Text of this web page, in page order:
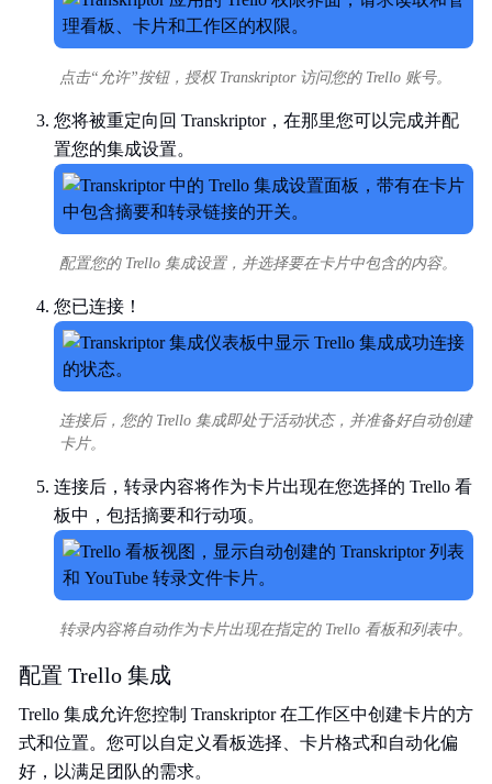
点击“允许”按钮，授权 Transkriptor 访问您的 Trello 账号。
您将被重定向回 Transkriptor，在那里您可以完成并配
置您的集成设置。
配置您的 Trello 集成设置，并选择要在卡片中包含的内容。
您已连接！
连接后，您的 Trello 集成即处于活动状态，并准备好自动创建
卡片。
连接后，转录内容将作为卡片出现在您选择的 Trello 看
板中，包括摘要和行动项。
转录内容将自动作为卡片出现在指定的 Trello 看板和列表中。
配置 Trello 集成
Trello 集成允许您控制 Transkriptor 在工作区中创建卡片的方
式和位置。您可以自定义看板选择、卡片格式和自动化偏
好，以满足团队的需求。